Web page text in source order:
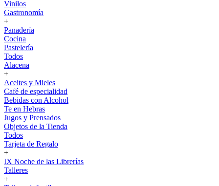
Vinilos
Gastronomía
+
Panadería
Cocina
Pastelería
Todos
Alacena
+
Aceites y Mieles
Café de especialidad
Bebidas con Alcohol
Te en Hebras
Jugos y Prensados
Objetos de la Tienda
Todos
Tarjeta de Regalo
+
IX Noche de las Librerías
Talleres
+